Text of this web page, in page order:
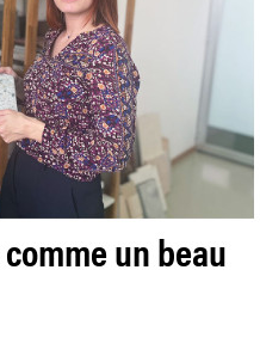
un beau